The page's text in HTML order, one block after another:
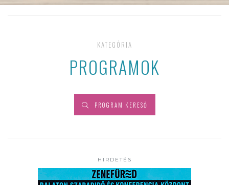
KATEGÓRIA
PROGRAMOK
PROGRAM KERESŐ
HIRDETÉS